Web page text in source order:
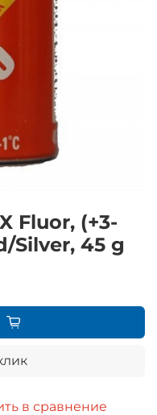
Fluor, (+3-
Silver, 45 g
в сравнение